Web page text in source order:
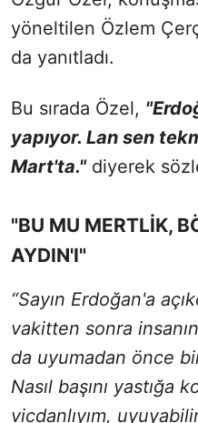
yöneltilen Özlem
da yanıtladı.
Bu sırada Özel,
yapıyor. Lan sen
Mart'ta."diyerek
"BU MU MERTLİK,
AYDIN'I"
“Sayın Erdoğan'a
vakitten sonra
da uyumadan önce
Nasıl başını yastığa
vicdanlıyım,